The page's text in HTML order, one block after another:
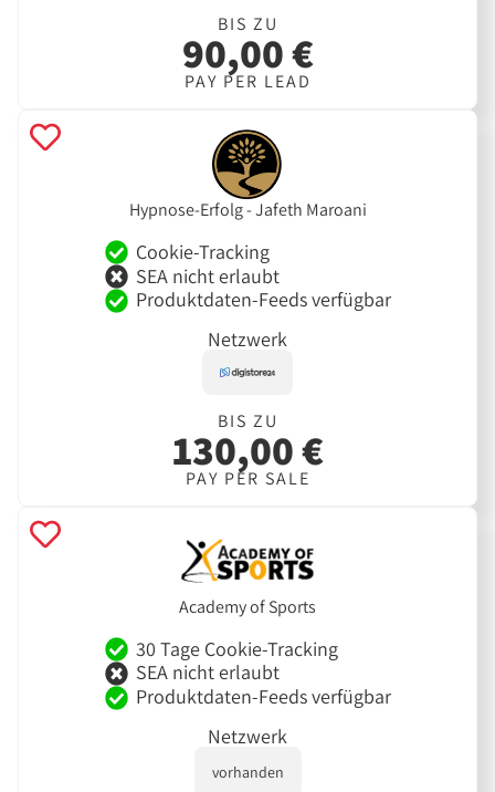
BIS ZU
90,00 €
PAY PER LEAD
Hypnose-Erfolg - Jafeth Maroani
Cookie-Tracking
SEA nicht erlaubt
Produktdaten-Feeds verfügbar
Netzwerk
BIS ZU
130,00 €
PAY PER SALE
Academy of Sports
30 Tage Cookie-Tracking
SEA nicht erlaubt
Produktdaten-Feeds verfügbar
Netzwerk
vorhanden